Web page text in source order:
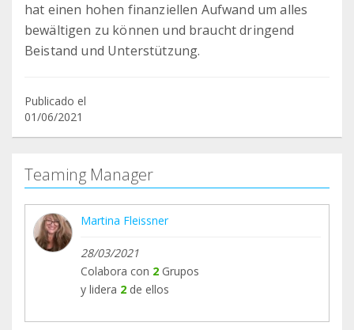
hat einen hohen finanziellen Aufwand um alles
bewältigen zu können und braucht dringend
Beistand und Unterstützung.
Publicado el
01/06/2021
Teaming Manager
Martina Fleissner
28/03/2021
Colabora con 2 Grupos
y lidera 2 de ellos